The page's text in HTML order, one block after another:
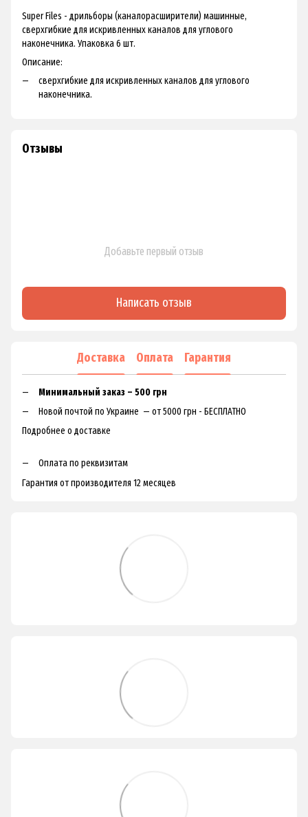
Super Files - дрильборы (каналорасширители) машинные,
сверхгибкие для искривленных каналов для углового
наконечника. Упаковка 6 шт.
Описание:
сверхгибкие для искривленных каналов для углового
наконечника.
Отзывы
Добавьте первый отзыв
Написать отзыв
Доставка Оплата Гарантия
Минимальный заказ – 500 грн
Новой почтой по Украине — от 5000 грн - БЕСПЛАТНО
Подробнее о доставке
Оплата по реквизитам
Гарантия от производителя 12 месяцев